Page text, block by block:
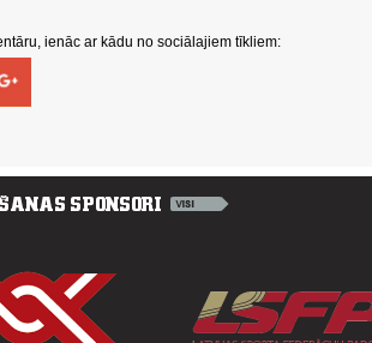
ienāc ar kādu no sociālajiem tīkliem: